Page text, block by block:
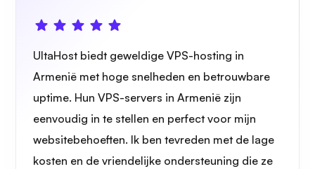
Draadbeschermer
UltaHost biedt geweldige VPS-hosting in
Armenië met hoge snelheden en betrouwbare
uptime. Hun VPS-servers in Armenië zijn
eenvoudig in te stellen en perfect voor mijn
websitebehoeften. Ik ben tevreden met de lage
kosten en de vriendelijke ondersteuning die ze